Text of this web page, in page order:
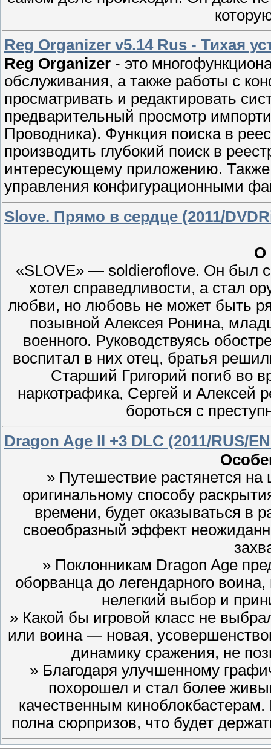
Reg Organizer v5.14 Rus - Тихая
Reg Organizer - это
обслуживания, а также работы с
просматривать и редактировать
предварительный просмотр
Проводника). Функция поиска в
производить глубокий поиск в
интересующему приложению.
управления конфигурационными
Slove. Прямо в сердце (2011/
О
«SLOVE» — soldieroflove. Он был
хотел справедливости, а стал
любви, но любовь не может быть
позывной Алексея Ронина,
военного. Руководствуясь
воспитал в них отец, братья
Старший Григорий погиб во
наркотрафика, Сергей и Алексей
бороться с
Dragon Age II +3 DLC (2011/RUS/
» Путешествие растянется
оригинальному способу
времени, будет оказываться в
своеобразный эффект
» Поклонникам Dragon Age
оборванца до легендарного
нелегкий выбор и
» Какой бы игровой класс не
или воина — новая,
динамику сражения, не
» Благодаря улучшенному
похорошел и стал более
качественным киноблокбастерам.
полна сюрпризов, что будет